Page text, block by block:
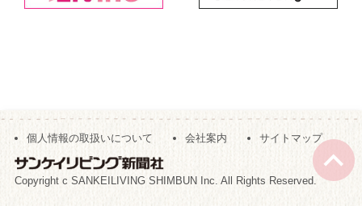
個人情報の取扱いについて 会社案内 サイトマップ
Copyright c SANKEILIVING SHIMBUN Inc. All Rights Reserved.